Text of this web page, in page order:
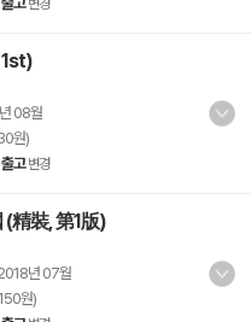
변경
08월
원)
고 변경
精裝, 第1版)
년 07월
원)